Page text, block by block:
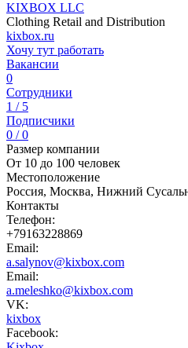
KIXBOX LLC
Clothing Retail and Distribution
kixbox.ru
Хочу тут работать
Вакансии
0
Сотрудники
1 / 5
Подписчики
0 / 0
Размер компании
От 10 до 100 человек
Местоположение
Россия, Москва, Нижний
Контакты
Телефон:
+79163228869
Email:
a.salynov@kixbox.com
Email:
a.meleshko@kixbox.com
VK:
kixbox
Facebook: